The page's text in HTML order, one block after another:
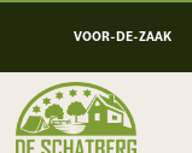
VOOR-DE-ZAAK